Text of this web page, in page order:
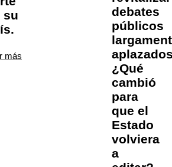
su
más
debates
públicos
¿Qué
cambió
para
que el
Estado
volviera
a